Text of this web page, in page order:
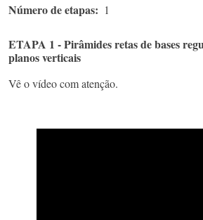
Número de etapas 1
ETAPA 1 - Pirâmides retas de bases
planos verticais
Vê o vídeo com atenção.